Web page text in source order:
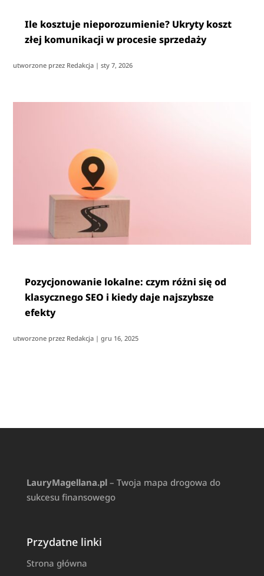
Ile kosztuje nieporozumienie? Ukryty koszt
złej komunikacji w procesie sprzedaży
utworzone przez Redakcja |sty 7, 2026
Pozycjonowanie lokalne: czym różni się od
klasycznego SEO i kiedy daje najszybsze
efekty
utworzone przez Redakcja |gru 16, 2025
LauryMagellana.pl– Twoja mapa drogowa do
sukcesu finansowego
Przydatne linki
Strona główna